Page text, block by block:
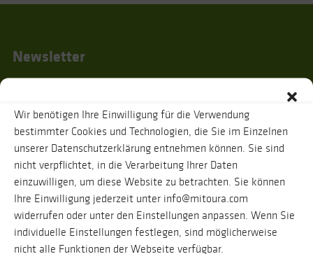
Wir benötigen Ihre Einwilligung für die Verwendung
bestimmter Cookies und Technologien, die Sie im Einzelnen
unserer Datenschutzerklärung entnehmen können. Sie sind
nicht verpflichtet, in die Verarbeitung Ihrer Daten
einzuwilligen, um diese Website zu betrachten. Sie können
Ihre Einwilligung jederzeit unter info@mitoura.com
widerrufen oder unter den Einstellungen anpassen. Wenn Sie
individuelle Einstellungen festlegen, sind möglicherweise
nicht alle Funktionen der Webseite verfügbar.
Newsletter
Ich habe dieDatenschutzhinweisegelesen und stimme zu, dass zur
Bestätigung meiner Angaben eine Nachricht an oben genannte E-Mail-
Adresse verschickt wird. Ihre Daten werden selbstverständlich vertraulich
behandelt. Eine Abmeldung vom Newsletter ist jederzeit möglich.